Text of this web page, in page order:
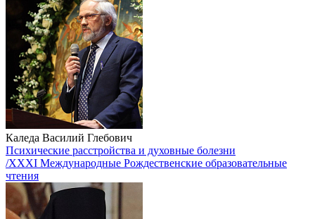
Каледа Василий Глебович
Психические расстройства и духовные болезни
/XXXI Международные Рождественские образовательные
чтения